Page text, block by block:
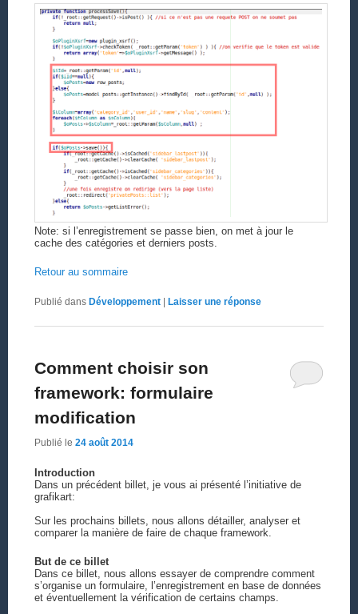
Note: si l’enregistrement se passe bien, on met à jour le
cache des catégories et derniers posts.
Retour au sommaire
Publié dans Développement Laisser une réponse
Comment choisir son
framework: formulaire
modification
Publié le 24 août 2014
Introduction
Dans un précédent billet, je vous ai présenté l’initiative de
grafikart:
Sur les prochains billets, nous allons détailler, analyser et
comparer la manière de faire de chaque framework.
But de ce billet
Dans ce billet, nous allons essayer de comprendre comment
s’organise un formulaire, l’enregistrement en base de données
et éventuellement la vérification de certains champs.